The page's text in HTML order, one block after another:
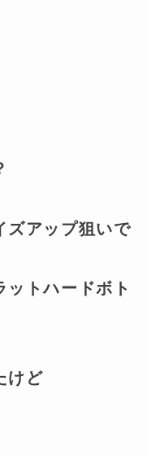
ズアップ狙いで
ットハードボト
けど